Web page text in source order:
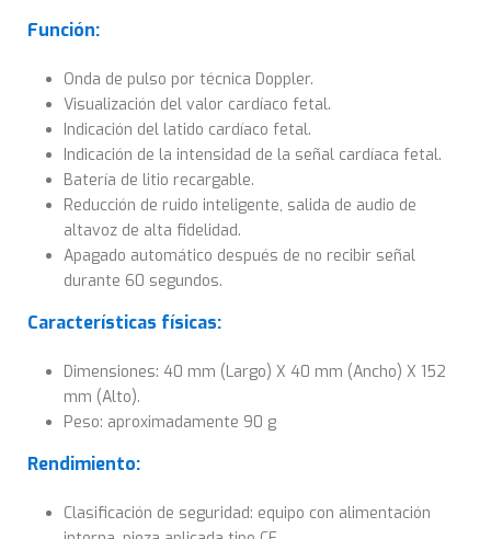
Función:
Onda de pulso por técnica Doppler.
Visualización del valor cardíaco fetal.
Indicación del latido cardíaco fetal.
Indicación de la intensidad de la señal cardíaca fetal.
Batería de litio recargable.
Reducción de ruido inteligente, salida de audio de
altavoz de alta fidelidad.
Apagado automático después de no recibir señal
durante 60 segundos.
Características físicas:
Dimensiones: 40 mm (Largo) X 40 mm (Ancho) X 152
mm (Alto).
Peso: aproximadamente 90 g
Rendimiento:
Clasificación de seguridad: equipo con alimentación